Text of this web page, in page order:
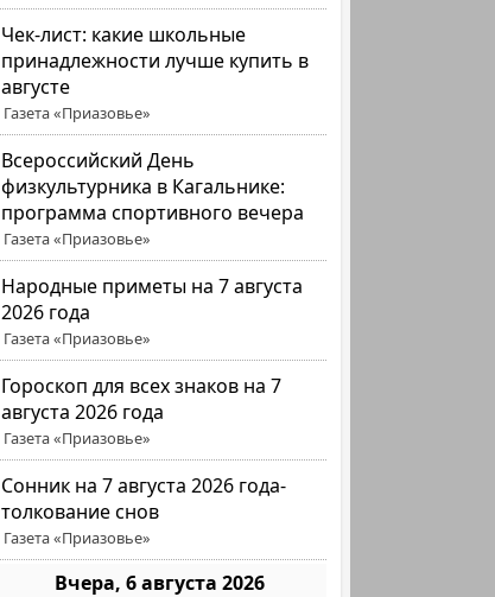
Чек-лист: какие школьные
принадлежности лучше купить в
августе
Газета «Приазовье»
Всероссийский День
физкультурника в Кагальнике:
программа спортивного вечера
Газета «Приазовье»
Народные приметы на 7 августа
2026 года
Газета «Приазовье»
Гороскоп для всех знаков на 7
августа 2026 года
Газета «Приазовье»
Сонник на 7 августа 2026 года-
толкование снов
Газета «Приазовье»
Вчера, 6 августа 2026